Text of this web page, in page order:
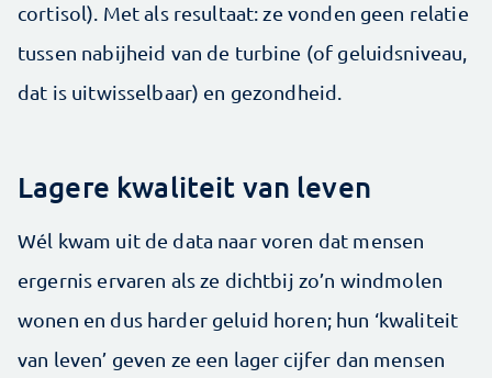
cortisol). Met als resultaat: ze vonden geen relatie
tussen nabijheid van de turbine (of geluidsniveau,
dat is uitwisselbaar) en gezondheid.
Lagere kwaliteit van leven
Wél kwam uit de data naar voren dat mensen
ergernis ervaren als ze dichtbij zo’n windmolen
wonen en dus harder geluid horen; hun ‘kwaliteit
van leven’ geven ze een lager cijfer dan mensen